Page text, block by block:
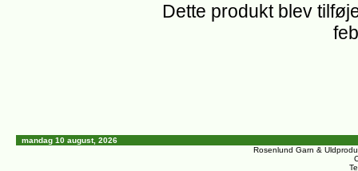
Dette produkt blev
mandag 10 august, 2026
Rosenlund Garn &